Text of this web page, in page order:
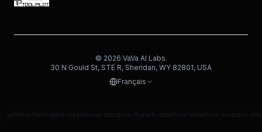
© 2026 VaVa AI Labs.
30 N Gould St, STE R, Sheridan, WY 82801, USA
Français
gebidh aiheron seekais lookaitools aishenqinavifyaiaihustleallinai.tools allinai.tools navs.site